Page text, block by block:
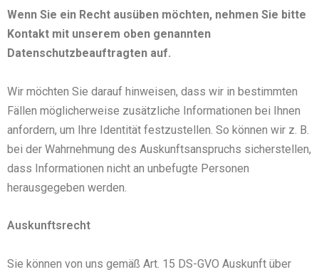
Wenn Sie ein Recht ausüben möchten, nehmen Sie bitte
Kontakt mit unserem oben genannten
Datenschutzbeauftragten auf.
Wir möchten Sie darauf hinweisen, dass wir in bestimmten
Fällen möglicherweise zusätzliche Informationen bei Ihnen
anfordern, um Ihre Identität festzustellen. So können wir z. B.
bei der Wahrnehmung des Auskunftsanspruchs sicherstellen,
dass Informationen nicht an unbefugte Personen
herausgegeben werden.
Auskunftsrecht
Sie können von uns gemäß Art. 15 DS-GVO Auskunft über